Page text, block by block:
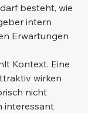
besteht, wie
intern
Erwartungen
Kontext. Eine
wirken
nicht
interessant